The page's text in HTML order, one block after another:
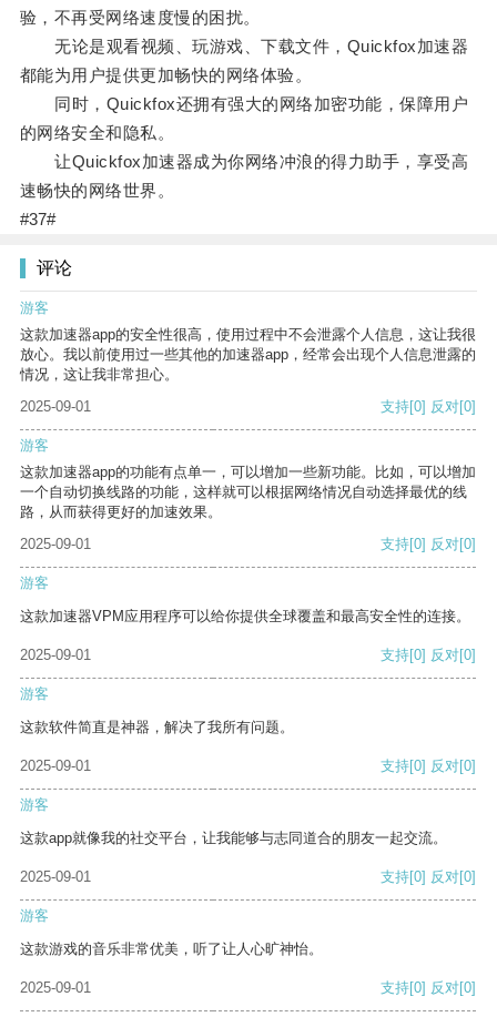
验，不再受网络速度慢的困扰。
无论是观看视频、玩游戏、下载文件，Quickfox加速器
都能为用户提供更加畅快的网络体验。
同时，Quickfox还拥有强大的网络加密功能，保障用户
的网络安全和隐私。
让Quickfox加速器成为你网络冲浪的得力助手，享受高
速畅快的网络世界。
#37#
评论
游客
这款加速器app的安全性很高，使用过程中不会泄露个人信息，这让我很
放心。我以前使用过一些其他的加速器app，经常会出现个人信息泄露的
情况，这让我非常担心。
2025-09-01
支持[0] 反对[0]
游客
这款加速器app的功能有点单一，可以增加一些新功能。比如，可以增加
一个自动切换线路的功能，这样就可以根据网络情况自动选择最优的线
路，从而获得更好的加速效果。
2025-09-01
支持[0] 反对[0]
游客
这款加速器VPM应用程序可以给你提供全球覆盖和最高安全性的连接。
2025-09-01 支持[0] 反对[0]
游客
这款软件简直是神器，解决了我所有问题。
2025-09-01 支持[0] 反对[0]
游客
这款app就像我的社交平台，让我能够与志同道合的朋友一起交流。
2025-09-01 支持[0] 反对[0]
游客
这款游戏的音乐非常优美，听了让人心旷神怡。
2025-09-01 支持[0] 反对[0]